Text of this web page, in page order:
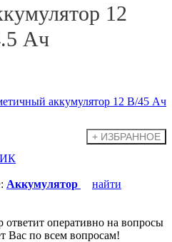
12
Ач
: Аккумулятор
найти
оперативно на вопросы
Вас по всем вопросам!